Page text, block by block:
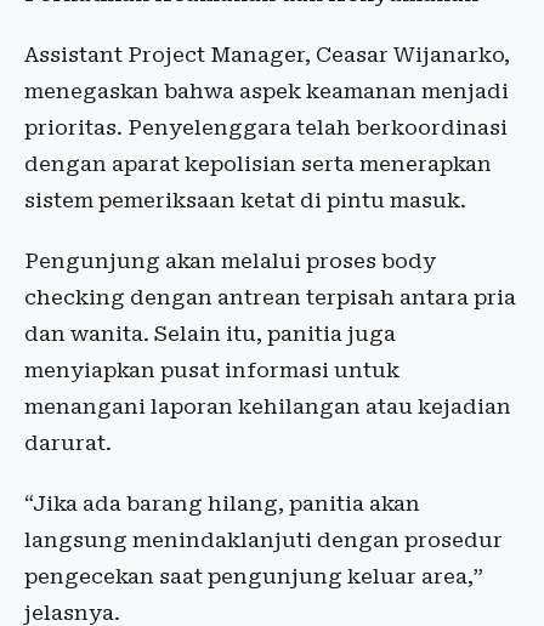
Assistant Project Manager, Ceasar Wijanarko,
menegaskan bahwa aspek keamanan menjadi
prioritas. Penyelenggara telah berkoordinasi
dengan aparat kepolisian serta menerapkan
sistem pemeriksaan ketat di pintu masuk.
Pengunjung akan melalui proses body
checking dengan antrean terpisah antara pria
dan wanita. Selain itu, panitia juga
menyiapkan pusat informasi untuk
menangani laporan kehilangan atau kejadian
darurat.
“Jika ada barang hilang, panitia akan
langsung menindaklanjuti dengan prosedur
pengecekan saat pengunjung keluar area,”
jelasnya.